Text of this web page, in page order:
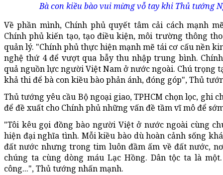
Bà con kiều bào vui mừng vỗ tay khi Thủ tướng
Về phần mình, Chính phủ quyết tâm cải cách mạnh
Chính phủ kiến tạo, tạo điều kiện, môi trường thông
quản lý. "Chính phủ thực hiện mạnh mẽ tái cơ cấu nền
nghệ thứ 4 để vượt qua bẫy thu nhập trung bình.
quả nguồn lực người Việt Nam ở nước ngoài. Chú trọng
khả thi để bà con kiều bào phản ánh, đóng góp", Thủ
Thủ tướng yêu cầu Bộ ngoại giao, TPHCM chọn lọc, ghi
để đề xuất cho Chính phủ những vấn đề tầm vĩ mô để
"Tôi kêu gọi đồng bào người Việt ở nước ngoài cùng
hiện đại nghĩa tình. Mỗi kiều bào dù hoàn cảnh sống
đất nước nhưng trong tim luôn đầm ấm về đất nước,
chúng ta cùng dòng máu Lạc Hồng. Dân tộc ta là
công...", Thủ tướng nhấn mạnh.